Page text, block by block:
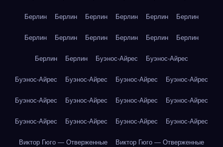
Берлин Берлин Берлин Берлин Берлин Берлин
Берлин Берлин Берлин Берлин Берлин Берлин
Берлин Берлин Буэнос-Айрес Буэнос-Айрес
Буэнос-Айрес Буэнос-Айрес Буэнос-Айрес Буэнос-Айрес
Буэнос-Айрес Буэнос-Айрес Буэнос-Айрес Буэнос-Айрес
Буэнос-Айрес Буэнос-Айрес Буэнос-Айрес Буэнос-Айрес
Виктор Гюго — Отверженные Виктор Гюго — Отверженные